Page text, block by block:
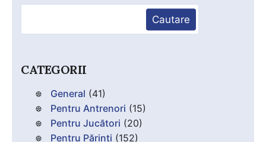
Cautare
CATEGORII
General (41)
Pentru Antrenori (15)
Pentru Jucători (20)
Pentru Părinți (152)